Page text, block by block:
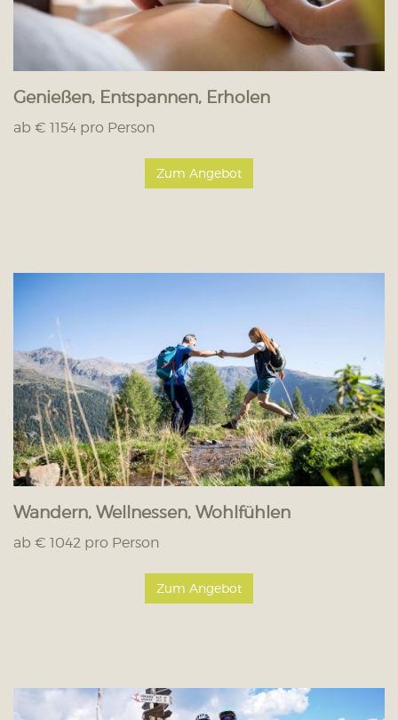
Genießen, Entspannen, Erholen
ab € 1154 pro Person
Zum Angebot
Wandern, Wellnessen, Wohlfühlen
ab € 1042 pro Person
Zum Angebot